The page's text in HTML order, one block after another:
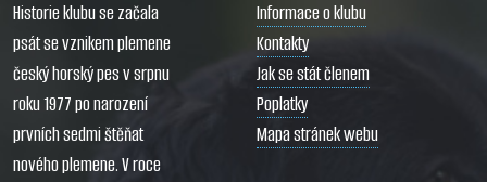
Historie klubu se začala
psát se vznikem plemene
český horský pes v srpnu
roku 1977 po narození
prvních sedmi štěňat
nového plemene. V roce
Informace o klubu
Kontakty
Jak se stát členem
Poplatky
Mapa stránek webu